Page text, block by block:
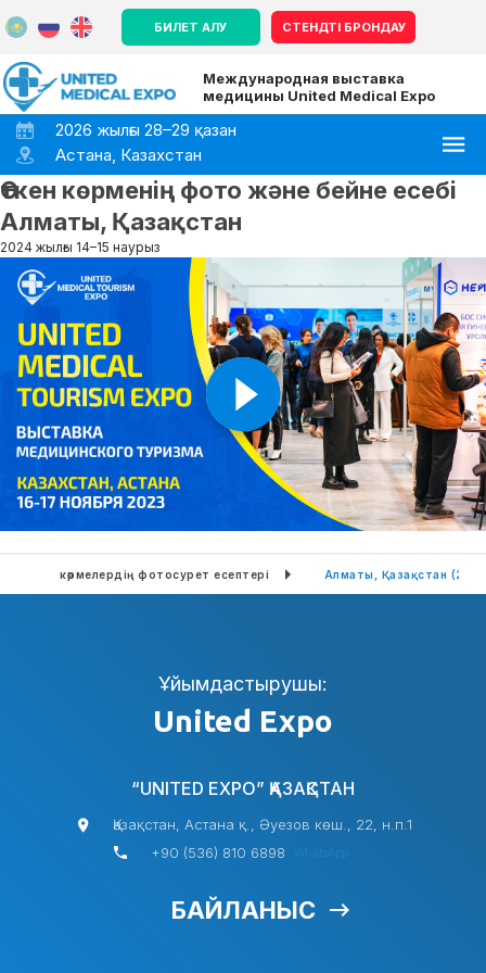
БИЛЕТ АЛУ СТЕНДТІ БРОНДАУ
Международная выставка
медицины United Medical Expo
2026 жылғы 28–29 қазан
Астана, Казахстан
Өткен көрменің фото және бейне есебі
Алматы, Қазақстан
2024 жылғы 14–15 наурыз
Өткен көрмелердің фотосурет есептері Алматы, Қазақстан
Ұйымдастырушы:
United Expo
“UNITED EXPO” ҚАЗАҚСТАН
Қазақстан, Астана қ., Әуезов көш., 22, н.п.1
+90 (536) 810 6898
WhatsApp
БАЙЛАНЫС